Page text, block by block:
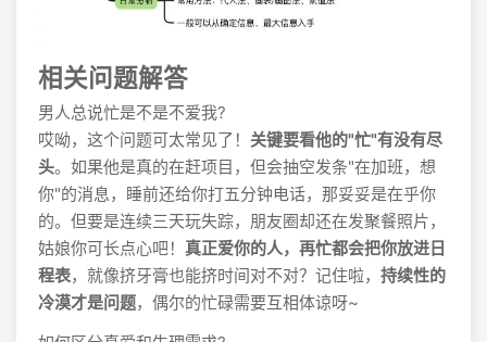
相关问题解答
男人总说忙是不是不爱我?
哎呦，这个问题可太常见了！ 关键要看他的"忙"有没有尽
头。如果他是真的在赶项目，但会抽空发条"在加班，想
你"的消息，睡前还给你打五分钟电话，那妥妥是在乎你
的。但要是连续三天玩失踪，朋友圈却还在发聚餐照片，
姑娘你可长点心吧！ 真正爱你的人，再忙都会把你放进日
程表，就像挤牙膏也能挤时间对不对？记住啦， 持续性的
冷漠才是问题，偶尔的忙碌需要互相体谅呀~